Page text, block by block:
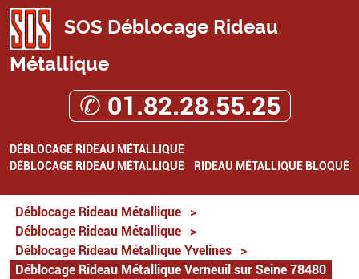
SOS Déblocage Rideau
Métallique
✆ 01.82.28.55.25
DÉBLOCAGE RIDEAU MÉTALLIQUE
DÉBLOCAGE RIDEAU MÉTALLIQUE
RIDEAU MÉTALLIQUE BLOQUÉ
Déblocage Rideau Métallique
>
Déblocage Rideau Métallique
>
Déblocage Rideau Métallique Yvelines
>
Déblocage Rideau Métallique Verneuil sur Seine 78480